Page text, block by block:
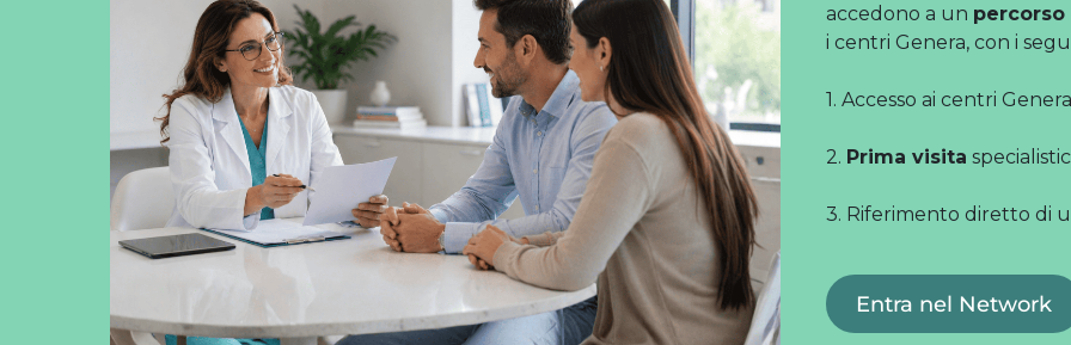
accedono a un
i centri Genera, con i
1. Accesso ai centri
2. Prima visita
3. Riferimento diretto di
Entra nel Network